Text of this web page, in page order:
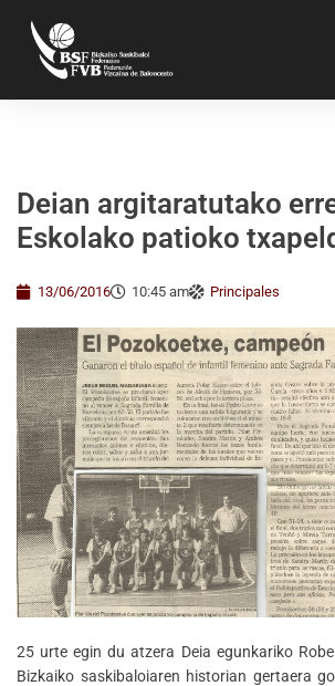
Deian argitaratutako
Eskolako patioko
13/06/2016 10:45 am Principales
25 urte egin du atzera Deia egunkariko
Bizkaiko saskibaloiaren historian gertaera